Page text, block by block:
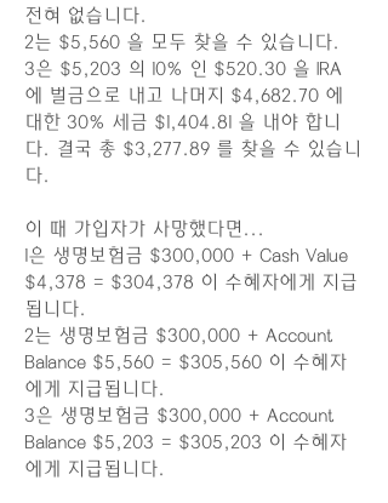
전혀 없습니다.
2는 $5,560 을 모두 찾을 수 있습니다.
3은 $5,203 의 10% 인 $520.30 을 IRA
에 벌금으로 내고 나머지 $4,682.70 에
대한 30% 세금 $1,404.81 을 내야 합니
다. 결국 총 $3,277.89 를 찾을 수 있습니
다.
이 때 가입자가 사망했다면...
1은 생명보험금 $300,000 + Cash Value
$4,378 = $304,378 이 수혜자에게 지급
됩니다.
2는 생명보험금 $300,000 + Account
Balance $5,560 = $305,560 이 수혜자
에게 지급됩니다.
3은 생명보험금 $300,000 + Account
Balance $5,203 = $305,203 이 수혜자
에게 지급됩니다.